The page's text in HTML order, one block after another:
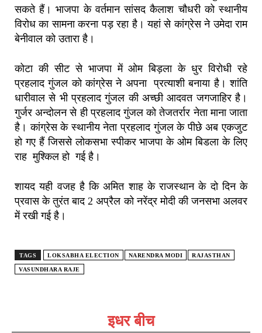
इधर बीच
सकते हैं। भाजपा के वर्तमान सांसद कैलाश चौधरी को स्थानीय
विरोध का सामना करना पड़ रहा है। यहां से कांग्रेस ने उमेदा राम
बेनीवाल को उतारा है।
कोटा की सीट से भाजपा में ओम बिड़ला के धुर विरोधी रहे
प्रहलाद गुंजल को कांग्रेस ने अपना प्रत्याशी बनाया है। शांति
धारीवाल से भी प्रहलाद गुंजल की अच्छी आदवत जगजाहिर है।
गुर्जर अन्दोलन से ही प्रहलाद गुंजल को तेजतर्रार नेता माना जाता
है। कांग्रेस के स्थानीय नेता प्रहलाद गुंजल के पीछे अब एकजुट
हो गए हैं जिससे लोकसभा स्पीकर भाजपा के ओम बिडला के लिए
राह मुश्किल हो गई है।
शायद यही वजह है कि अमित शाह के राजस्‍थान के दो दिन के
प्रवास के तुरंत बाद 2 अप्रैल को नरेंद्र मोदी की जनसभा अलवर
में रखी गई है।
TAGS LOKSABHA ELECTION NARENDRA MODI RAJASTHAN
VASUNDHARA RAJE